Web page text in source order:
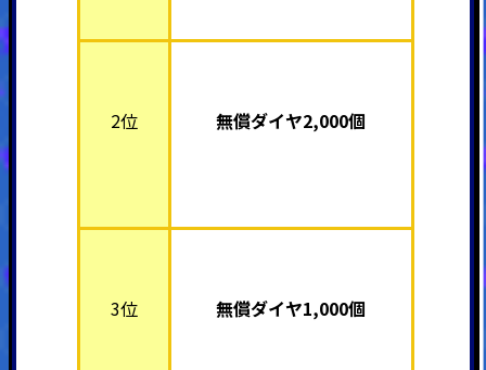
2位 無償ダイヤ2,000個
3位 無償ダイヤ1,000個